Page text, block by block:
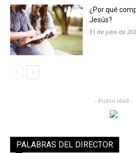
¿Por qué
Jesús?
31 de julio de
- Publicidad -
PALABRAS DEL DIRECTOR